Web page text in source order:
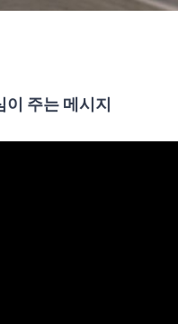
이 주는 메시지